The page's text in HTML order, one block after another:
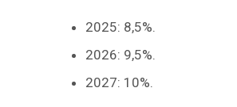
2025: 8,5%.
2026: 9,5%.
2027: 10%.